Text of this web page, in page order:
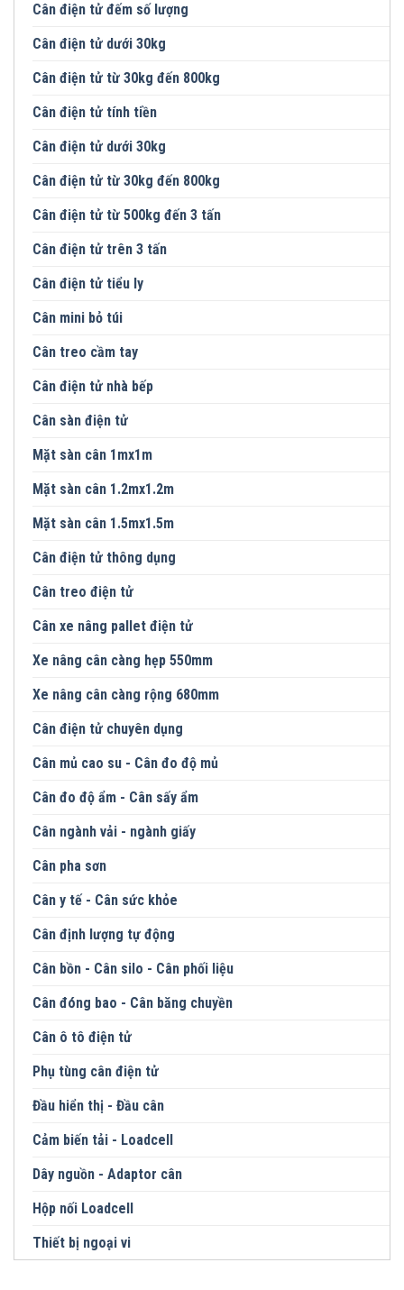
Cân điện tử đếm số lượng
Cân điện tử dưới 30kg
Cân điện tử từ 30kg đến 800kg
Cân điện tử tính tiền
Cân điện tử dưới 30kg
Cân điện tử từ 30kg đến 800kg
Cân điện tử từ 500kg đến 3 tấn
Cân điện tử trên 3 tấn
Cân điện tử tiểu ly
Cân mini bỏ túi
Cân treo cầm tay
Cân điện tử nhà bếp
Cân sàn điện tử
Mặt sàn cân 1mx1m
Mặt sàn cân 1.2mx1.2m
Mặt sàn cân 1.5mx1.5m
Cân điện tử thông dụng
Cân treo điện tử
Cân xe nâng pallet điện tử
Xe nâng cân càng hẹp 550mm
Xe nâng cân càng rộng 680mm
Cân điện tử chuyên dụng
Cân mủ cao su - Cân đo độ mủ
Cân đo độ ẩm - Cân sấy ẩm
Cân ngành vải - ngành giấy
Cân pha sơn
Cân y tế - Cân sức khỏe
Cân định lượng tự động
Cân bồn - Cân silo - Cân phối liệu
Cân đóng bao - Cân băng chuyền
Cân ô tô điện tử
Phụ tùng cân điện tử
Đầu hiển thị - Đầu cân
Cảm biến tải - Loadcell
Dây nguồn - Adaptor cân
Hộp nối Loadcell
Thiết bị ngoại vi